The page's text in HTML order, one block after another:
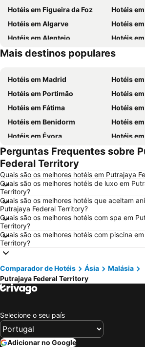
Hotéis em Figueira da Foz
Hotéis
Hotéis em Algarve
Hotéis
Hotéis em Alentejo
Hotéis
Hotéis em Madeira
Hotéis em
Mais destinos populares
Hotéis em Madrid
Hotéis
Hotéis em Portimão
Hotéis
Hotéis em Fátima
Hotéis
Hotéis em Benidorm
Hotéis
Hotéis em Évora
Hotéis
Hotéis em Porto Santo
Hotéis
Hotéis em Sangenjo
Hotéis em Vigo
Hotéis em
Hotéis em Isla Canela
Hotéis em Vilamoura
Hotéis
Hotéis em Sul de Espanha
Hotéis
Hotéis em Minorca
Hotéis
Hotéis em Andaluzia
Hotéis
Hotéis em Ibiza
Hotéis em Serra da Estrela
Hotéis
Hotéis em Gran Canaria
Hotéis em Costa de Almería
Perguntas Frequentes sobre
Federal Territory
Quais são os melhores hotéis em Putrajaya
Quais são os melhores hotéis de luxo em
Territory?
Quais são os melhores hotéis que aceitam
Putrajaya Federal Territory?
Quais são os melhores hotéis com spa em
Territory?
Quais são os melhores hotéis com piscina
Territory?
Comparador de Hotéis Ásia
Malásia
Putrajaya Federal Territory
Selecione o seu país
Adicionar no Google